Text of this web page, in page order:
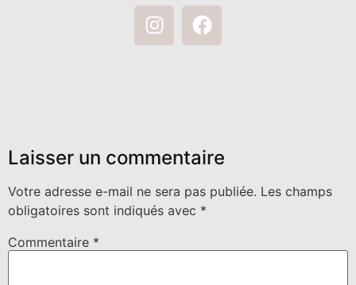
Laisser un commentaire
Votre adresse e-mail ne sera pas publiée. Les champs
obligatoires sont indiqués avec *
Commentaire *